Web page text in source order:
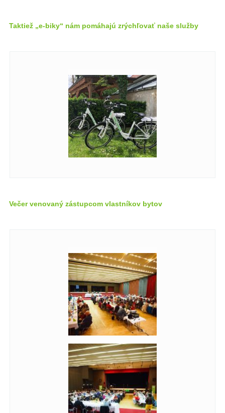
Taktiež „e-biky“ nám pomáhajú zrýchľovať naše služby
Večer venovaný zástupcom vlastníkov bytov